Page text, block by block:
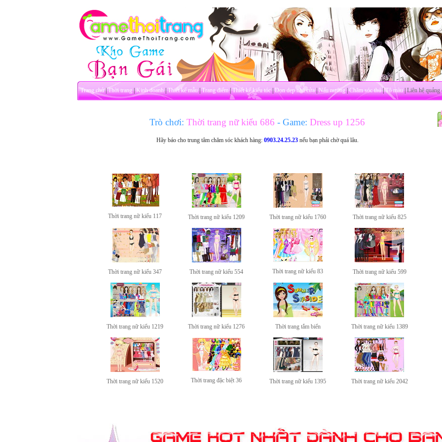
Trang chủ|Thời trang|Kinh doanh|Thiết kế mẫu|Trang điểm|Thiết kế kiểu tóc|Dọn dẹp nhà cửa|Nấu nướng|Chăm sóc thú|Tô màu|Liên hệ quảng
Trò chơi: Thời trang nữ kiểu 686 - Game: Dress up 1256
Hãy báo cho trung tâm chăm sóc khách hàng: 0903.24.25.23nếu bạn phải chờ quá lâu.
Thời trang nữ kiểu 117 Thời trang nữ kiểu 1209 Thời trang nữ kiểu 1760 Thời trang nữ kiểu 825
Thời trang nữ kiểu 347 Thời trang nữ kiểu 554 Thời trang nữ kiểu 83 Thời trang nữ kiểu 599
Thời trang nữ kiểu 1219 Thời trang nữ kiểu 1276 Thời trang tắm biển Thời trang nữ kiểu 1389
Thời trang nữ kiểu 1520 Thời trang đặc biệt 36 Thời trang nữ kiểu 1395 Thời trang nữ kiểu 2042